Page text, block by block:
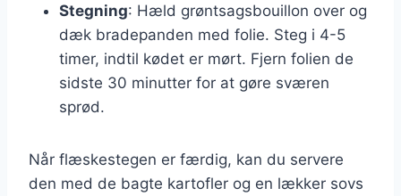
Stegning: Hæld grøntsagsbouillon over og
dæk bradepanden med folie. Steg i 4-5
timer, indtil kødet er mørt. Fjern folien de
sidste 30 minutter for at gøre sværen
sprød.
Når flæskestegen er færdig, kan du servere
den med de bagte kartofler og en lækker sovs